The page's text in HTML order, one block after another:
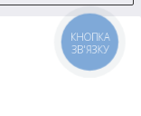
КНОПКА
ЗВ'ЯЗКУ